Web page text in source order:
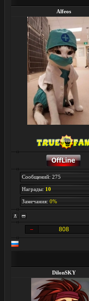
Alfeos
Сообщений: 275
Награды: 10
Замечания: 0%
808
DilonSKY